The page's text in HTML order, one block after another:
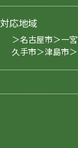
対応地域
＞名古屋市＞一
久手市＞津島市